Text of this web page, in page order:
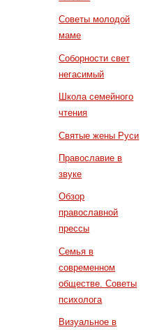
Советы молодой
маме
Соборности свет
негасимый
Школа семейного
чтения
Святые жены Руси
Православие в
звуке
Обзор
православной
прессы
Семья в
современном
обществе. Советы
психолога
Визуальное в